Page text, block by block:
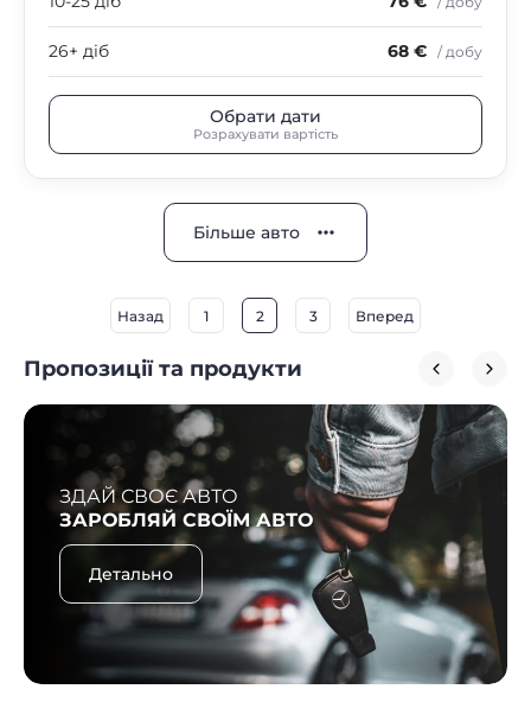
26+ діб 68 € / добу
Обрати дати
Розрахувати вартість
Більше авто
Назад 1 2 3 Вперед
Пропозиції та продукти
ЗДАЙ СВОЄ АВТО
ЗАРОБЛЯЙ СВОЇМ АВТО
Детально